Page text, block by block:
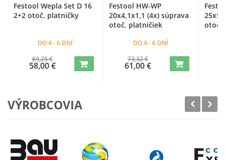
Festool Wepla Set D 16
2+2 otoč. platničky
DO 4 - 6 DNÍ
69,25 €
58,00 €
Festool HW-WP
20x4,1x1,1 (4x) súprava
otoč. platničiek
DO 4 - 6 DNÍ
73,32 €
61,00 €
otoč.
VÝROBCOVIA